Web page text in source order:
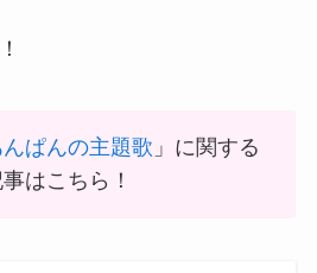
ぱんの主題歌 」に関する
はこちら！